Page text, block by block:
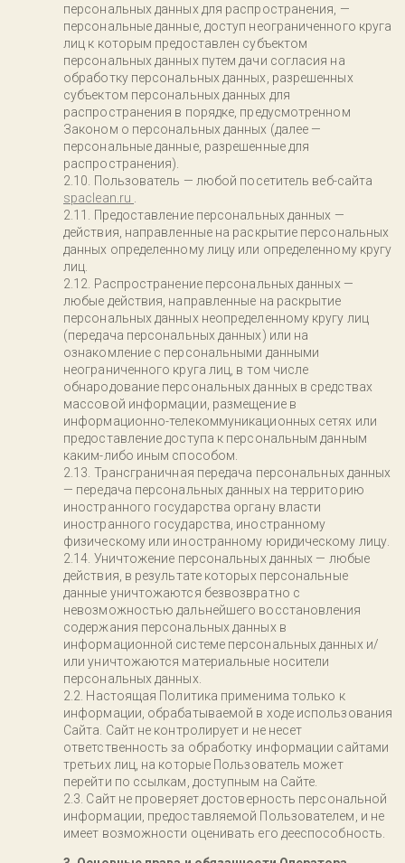
персональных данных для распространения, —
персональные данные, доступ неограниченного круга
лиц к которым предоставлен субъектом
персональных данных путем дачи согласия на
обработку персональных данных, разрешенных
субъектом персональных данных для
распространения в порядке, предусмотренном
Законом о персональных данных (далее —
персональные данные, разрешенные для
распространения).
Пользователь — любой посетитель веб-сайта
spaclean.ru
Предоставление персональных данных —
действия, направленные на раскрытие персональных
данных определенному лицу или определенному кругу
лиц.
Распространение персональных данных —
любые действия, направленные на раскрытие
персональных данных неопределенному кругу лиц
(передача персональных данных) или на
ознакомление с персональными данными
неограниченного круга лиц, в том числе
обнародование персональных данных в средствах
массовой информации, размещение в
информационно-телекоммуникационных сетях или
предоставление доступа к персональным данным
каким-либо иным способом.
Трансграничная передача персональных данных
— передача персональных данных на территорию
иностранного государства органу власти
иностранного государства, иностранному
физическому или иностранному юридическому лицу.
Уничтожение персональных данных — любые
действия, в результате которых персональные
данные уничтожаются безвозвратно с
невозможностью дальнейшего восстановления
содержания персональных данных в
информационной системе персональных данных и/
или уничтожаются материальные носители
персональных данных.
Настоящая Политика применима только к
информации, обрабатываемой в ходе использования
Сайта. Сайт не контролирует и не несет
ответственность за обработку информации сайтами
третьих лиц, на которые Пользователь может
перейти по ссылкам, доступным на Сайте.
Сайт не проверяет достоверность персональной
информации, предоставляемой Пользователем, и не
имеет возможности оценивать его дееспособность.